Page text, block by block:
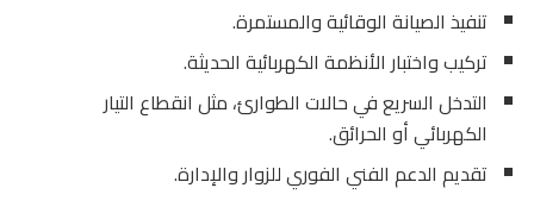
تنفيذ الصيانة الوقائية والمستمرة.
تركيب واختبار الأنظمة الكهربائية الحديثة.
التدخل السريع في حالات الطوارئ، مثل انقطاع التيار
الكهربائي أو الحرائق.
تقديم الدعم الفني الفوري للزوار والإدارة.